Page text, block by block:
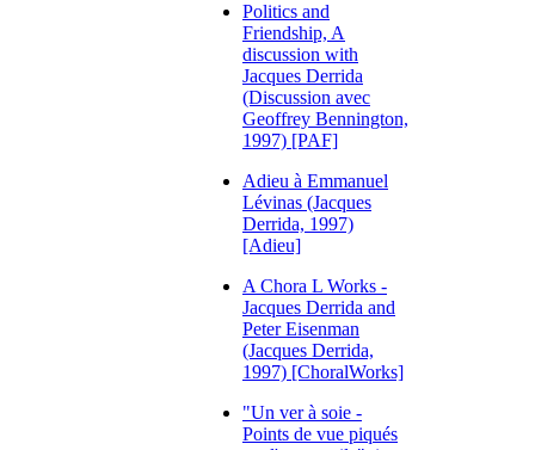
Politics and
Friendship, A
discussion with
Jacques Derrida
(Discussion avec
Geoffrey Bennington,
1997) [PAF]
Adieu à Emmanuel
Lévinas (Jacques
Derrida, 1997)
[Adieu]
A Chora L Works -
Jacques Derrida and
Peter Eisenman
(Jacques Derrida,
1997) [ChoralWorks]
"Un ver à soie -
Points de vue piqués